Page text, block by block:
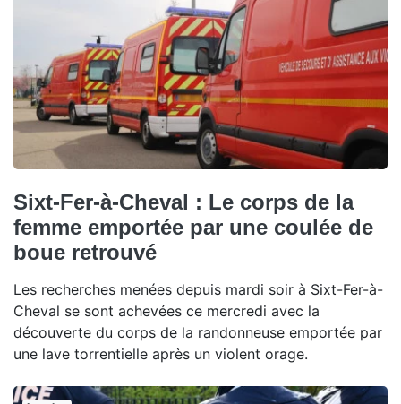
Sixt-Fer-à-Cheval : Le corps de la
femme emportée par une coulée de
boue retrouvé
Les recherches menées depuis mardi soir à Sixt-Fer-à-
Cheval se sont achevées ce mercredi avec la
découverte du corps de la randonneuse emportée par
une lave torrentielle après un violent orage.